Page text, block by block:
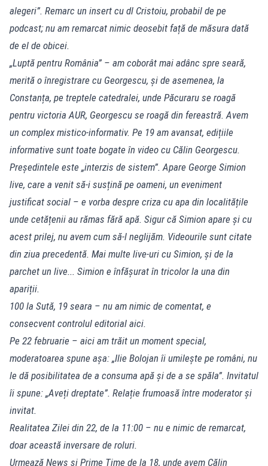
alegeri”. Remarc un insert cu dl Cristoiu, probabil de pe
podcast; nu am remarcat nimic deosebit față de măsura dată
de el de obicei.
„Luptă pentru România” – am coborât mai adânc spre seară,
merită o înregistrare cu Georgescu, și de asemenea, la
Constanța, pe treptele catedralei, unde Păcuraru se roagă
pentru victoria AUR, Georgescu se roagă din fereastră. Avem
un complex mistico-informativ. Pe 19 am avansat, edițiile
informative sunt toate bogate în video cu Călin Georgescu.
Președintele este „interzis de sistem”. Apare George Simion
live, care a venit să-i susțină pe oameni, un eveniment
justificat social – e vorba despre criza cu apa din localitățile
unde cetățenii au rămas fără apă. Sigur că Simion apare și cu
acest prilej, nu avem cum să-l neglijăm. Videourile sunt citate
din ziua precedentă. Mai multe live-uri cu Simion, și de la
parchet un live... Simion e înfășurat în tricolor la una din
apariții.
100 la Sută, 19 seara – nu am nimic de comentat, e
consecvent controlul editorial aici.
Pe 22 februarie – aici am trăit un moment special,
moderatoarea spune așa: „Ilie Bolojan îi umilește pe români, nu
le dă posibilitatea de a consuma apă și de a se spăla”. Invitatul
îi spune: „Aveți dreptate”. Relație frumoasă între moderator și
invitat.
Realitatea Zilei din 22, de la 11:00 – nu e nimic de remarcat,
doar această inversare de roluri.
Urmează News și Prime Time de la 18, unde avem Călin